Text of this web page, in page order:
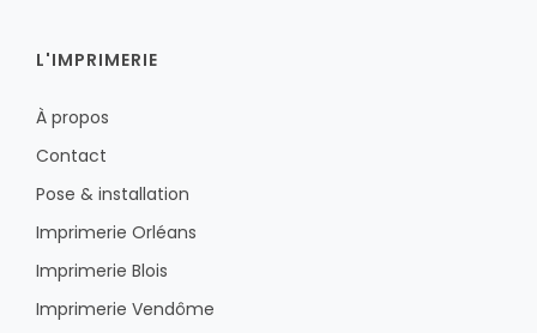
L'IMPRIMERIE
À propos
Contact
Pose & installation
Imprimerie Orléans
Imprimerie Blois
Imprimerie Vendôme